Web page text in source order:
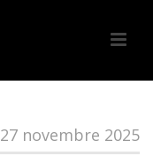
27 novembre 2025